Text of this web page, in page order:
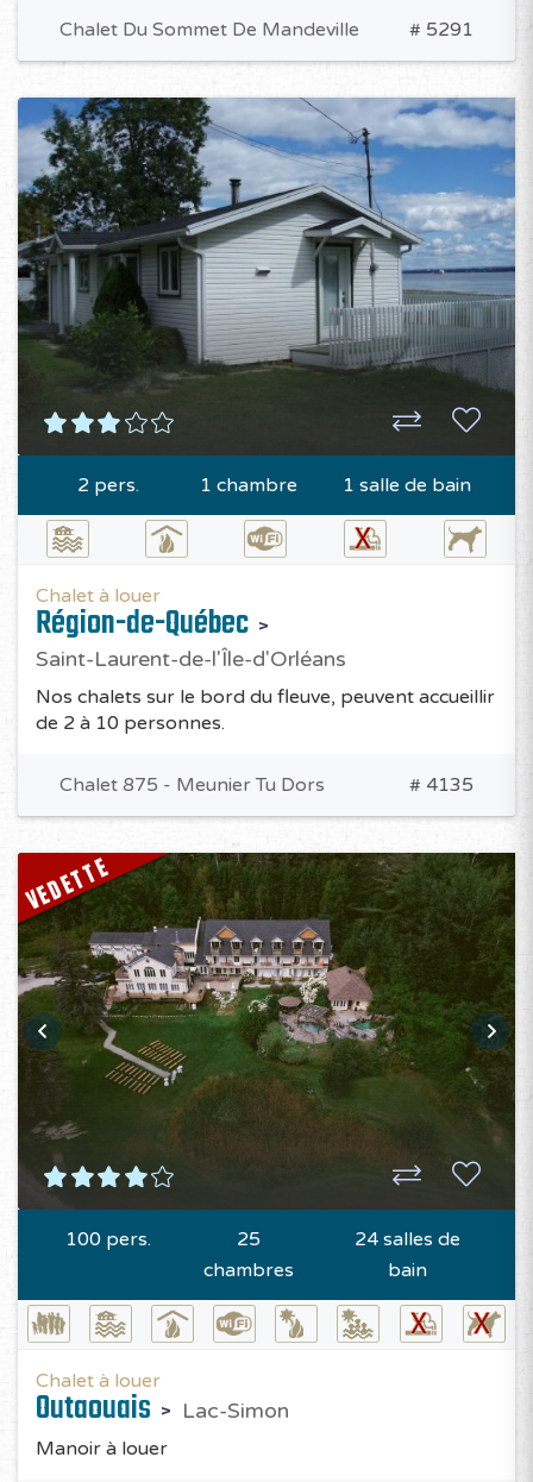
Chalet Du Sommet De Mandeville # 5291
2 pers. 1 chambre 1 salle de bain
Chalet à louer
Région-de-Québec
Saint-Laurent-de-l'Île-d'Orléans
Nos chalets sur le bord du fleuve, peuvent accueillir
de 2 à 10 personnes.
Chalet 875 - Meunier Tu Dors # 4135
VEDETTE
100 pers.
25
chambres
24 salles de
bain
Chalet à louer
Outaouais Lac-Simon
Manoir à louer